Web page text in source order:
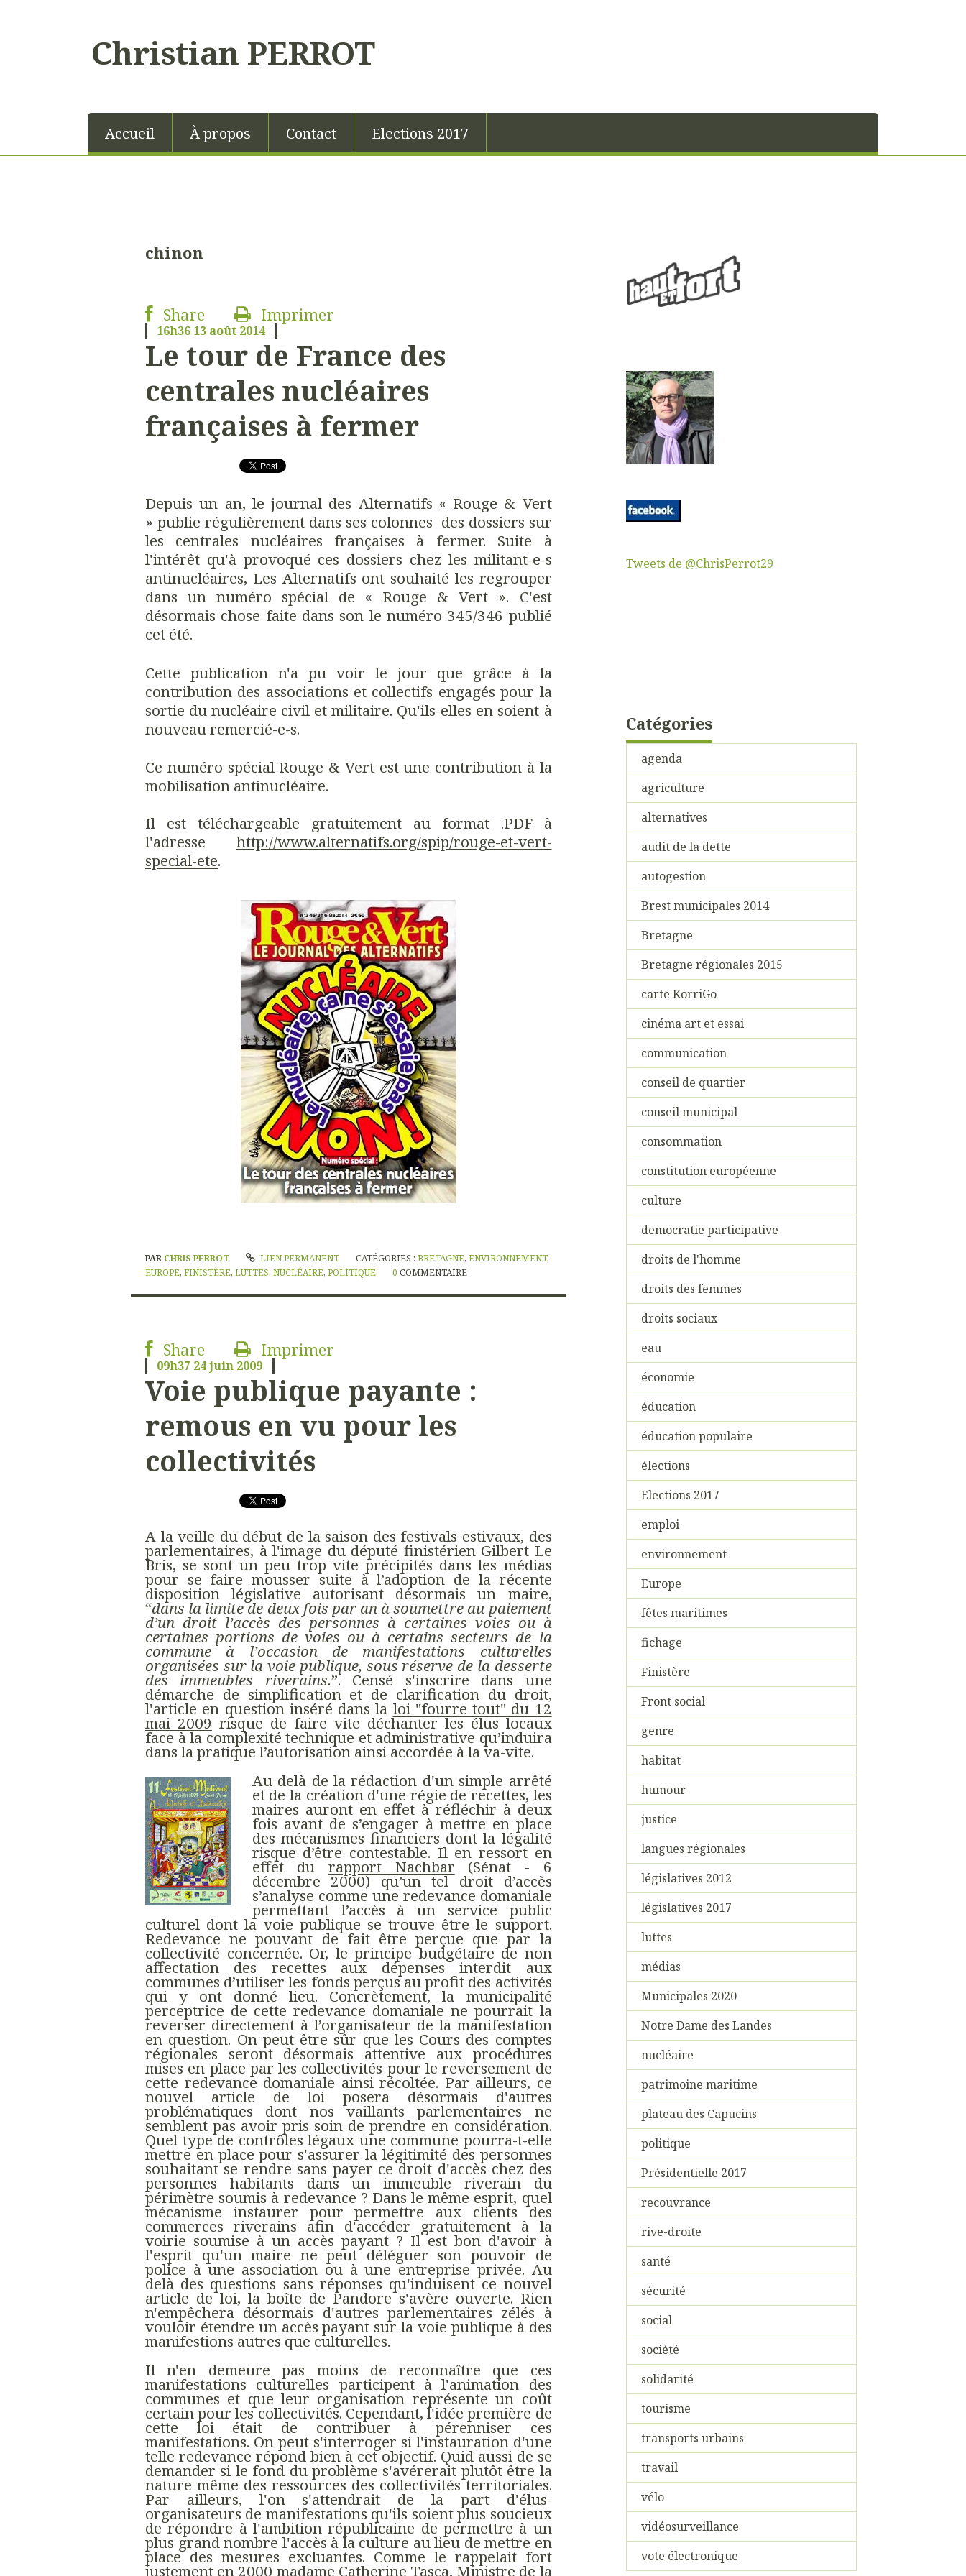
Christian PERROT
Accueil À propos Contact Elections 2017
chinon
Share Imprimer
16h36 13 août 2014
Le tour de France des
centrales nucléaires
françaises à fermer
Depuis un an, le journal des Alternatifs « Rouge & Vert
» publie régulièrement dans ses colonnes des dossiers sur
les centrales nucléaires françaises à fermer. Suite à
l'intérêt qu'à provoqué ces dossiers chez les militant-e-s
antinucléaires, Les Alternatifs ont souhaité les regrouper
dans un numéro spécial de « Rouge & Vert ». C'est
désormais chose faite dans son le numéro 345/346 publié
cet été.
Cette publication n'a pu voir le jour que grâce à la
contribution des associations et collectifs engagés pour la
sortie du nucléaire civil et militaire. Qu'ils-elles en soient à
nouveau remercié-e-s.
Ce numéro spécial Rouge & Vert est une contribution à la
mobilisation antinucléaire.
Il est téléchargeable gratuitement au format .PDF à
l'adresse http://www.alternatifs.org/spip/rouge-et-vert-
special-ete.
PAR CHRIS PERROT LIEN PERMANENT CATÉGORIES :BRETAGNE,ENVIRONNEMENT,
EUROPE, FINISTÈRE, LUTTES, NUCLÉAIRE, POLITIQUE 0 COMMENTAIRE
Share Imprimer
09h37 24juin 2009
Voie publique payante :
remous en vu pour les
collectivités
A la veille du début de la saison des festivals estivaux, des
parlementaires, à l'image du député finistérien Gilbert Le
Bris, se sont un peu trop vite précipités dans les médias
pour se faire mousser suite à l’adoption de la récente
disposition législative autorisant désormais un maire,
“dans la limite de deux fois par an à soumettre au paiement
d’un droit l’accès des personnes à certaines voies ou à
certaines portions de voies ou à certains secteurs de la
commune à l’occasion de manifestations culturelles
organisées sur la voie publique, sous réserve de la desserte
des immeubles riverains.”. Censé s'inscrire dans une
démarche de simplification et de clarification du droit,
l'article en question inséré dans la loi "fourre tout" du 12
mai 2009 risque de faire vite déchanter les élus locaux
face à la complexité technique et administrative qu’induira
dans la pratique l’autorisation ainsi accordée à la va-vite.
Au delà de la rédaction d'un simple arrêté
et de la création d'une régie de recettes, les
maires auront en effet à réfléchir à deux
fois avant de s’engager à mettre en place
des mécanismes financiers dont la légalité
risque d’être contestable. Il en ressort en
effet durapport Nachbar (Sénat - 6
décembre 2000) qu’un tel droit d’accès
s’analyse comme une redevance domaniale
permettant l’accès à un service public
culturel dont la voie publique se trouve être le support.
Redevance ne pouvant de fait être perçue que par la
collectivité concernée. Or, le principe budgétaire de non
affectation des recettes aux dépenses interdit aux
communes d’utiliser les fonds perçus au profit des activités
qui y ont donné lieu. Concrètement, la municipalité
perceptrice de cette redevance domaniale ne pourrait la
reverser directement à l’organisateur de la manifestation
en question. On peut être sûr que les Cours des comptes
régionales seront désormais attentive aux procédures
mises en place par les collectivités pour le reversement de
cette redevance domaniale ainsi récoltée. Par ailleurs, ce
nouvel article de loi posera désormais d'autres
problématiques dont nos vaillants parlementaires ne
semblent pas avoir pris soin de prendre en considération.
Quel type de contrôles légaux une commune pourra-t-elle
mettre en place pour s'assurer la légitimité des personnes
souhaitant se rendre sans payer ce droit d'accès chez des
personnes habitants dans un immeuble riverain du
périmètre soumis à redevance ? Dans le même esprit, quel
mécanisme instaurer pour permettre aux clients des
commerces riverains afin d'accéder gratuitement à la
voirie soumise à un accès payant ? Il est bon d'avoir à
l'esprit qu'un maire ne peut déléguer son pouvoir de
police à une association ou à une entreprise privée. Au
delà des questions sans réponses qu'induisent ce nouvel
article de loi, la boîte de Pandore s'avère ouverte. Rien
n'empêchera désormais d'autres parlementaires zélés à
vouloir étendre un accès payant sur la voie publique à des
manifestions autres que culturelles.
Il n'en demeure pas moins de reconnaître que ces
manifestations culturelles participent à l'animation des
communes et que leur organisation représente un coût
certain pour les collectivités. Cependant, l'idée première de
cette loi était de contribuer à pérenniser ces
manifestations. On peut s'interroger si l'instauration d'une
telle redevance répond bien à cet objectif. Quid aussi de se
demander si le fond du problème s'avérerait plutôt être la
nature même des ressources des collectivités territoriales.
Par ailleurs, l'on s'attendrait de la part d'élus-
organisateurs de manifestations qu'ils soient plus soucieux
de répondre à l'ambition républicaine de permettre à un
plus grand nombre l'accès à la culture au lieu de mettre en
place des mesures excluantes. Comme le rappelait fort
justement en 2000 madame Catherine Tasca, Ministre de la
Tweets de @ChrisPerrot29
Catégories
agenda
agriculture
alternatives
audit de la dette
autogestion
Brest municipales 2014
Bretagne
Bretagne régionales 2015
carte KorriGo
cinéma art et essai
communication
conseil de quartier
conseil municipal
consommation
constitution européenne
culture
democratie participative
droits de l'homme
droits des femmes
droits sociaux
eau
économie
éducation
éducation populaire
élections
Elections 2017
emploi
environnement
Europe
fêtes maritimes
fichage
Finistère
Front social
genre
habitat
humour
justice
langues régionales
législatives 2012
législatives 2017
luttes
médias
Municipales 2020
Notre Dame des Landes
nucléaire
patrimoine maritime
plateau des Capucins
politique
Présidentielle 2017
recouvrance
rive-droite
santé
sécurité
social
société
solidarité
tourisme
transports urbains
travail
vélo
vidéosurveillance
vote électronique